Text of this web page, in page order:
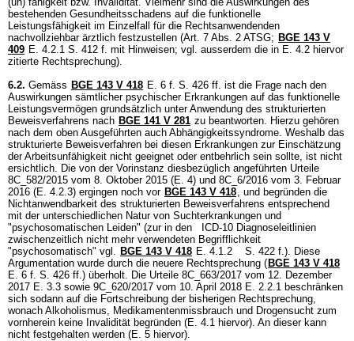
bestehenden Gesundheitsschadens auf die funktionelle
Leistungsfähigkeit im Einzelfall für die Rechtsanwendenden
nachvollziehbar ärztlich festzustellen (Art. 7 Abs. 2 ATSG; BGE 143 V
409 E. 4.2.1 S. 412 f. mit Hinweisen; vgl. ausserdem die in E. 4.2 hiervor
zitierte Rechtsprechung).
6.2. Gemäss BGE 143 V 418 E. 6 f. S. 426 ff. ist die Frage nach den
Auswirkungen sämtlicher psychischer Erkrankungen auf das funktionelle
Leistungsvermögen grundsätzlich unter Anwendung des strukturierten
Beweisverfahrens nach BGE 141 V 281 zu beantworten. Hierzu gehören
nach dem oben Ausgeführten auch Abhängigkeitssyndrome. Weshalb das
strukturierte Beweisverfahren bei diesen Erkrankungen zur Einschätzung
der Arbeitsunfähigkeit nicht geeignet oder entbehrlich sein sollte, ist nicht
ersichtlich. Die von der Vorinstanz diesbezüglich angeführten Urteile
8C_582/2015 vom 8. Oktober 2015 (E. 4) und 8C_6/2016 vom 3. Februar
2016 (E. 4.2.3) ergingen noch vor BGE 143 V 418, und begründen die
Nichtanwendbarkeit des strukturierten Beweisverfahrens entsprechend
mit der unterschiedlichen Natur von Suchterkrankungen und
"psychosomatischen Leiden" (zur in den ICD-10 Diagnoseleitlinien
zwischenzeitlich nicht mehr verwendeten Begrifflichkeit
"psychosomatisch" vgl. BGE 143 V 418 E. 4.1.2 S. 422 f.). Diese
Argumentation wurde durch die neuere Rechtsprechung ( BGE 143 V 418
E. 6 f. S. 426 ff.) überholt. Die Urteile 8C_663/2017 vom 12. Dezember
2017 E. 3.3 sowie 9C_620/2017 vom 10. April 2018 E. 2.2.1 beschränken
sich sodann auf die Fortschreibung der bisherigen Rechtsprechung,
wonach Alkoholismus, Medikamentenmissbrauch und Drogensucht zum
vornherein keine Invalidität begründen (E. 4.1 hiervor). An dieser kann
nicht festgehalten werden (E. 5 hiervor).